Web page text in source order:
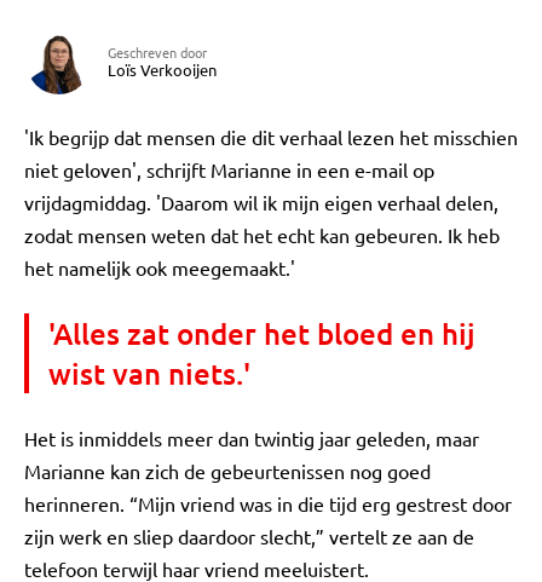
Geschreven door
Loïs Verkooijen
'Ik begrijp dat mensen die dit verhaal lezen het misschien
niet geloven', schrijft Marianne in een e-mail op
vrijdagmiddag. 'Daarom wil ik mijn eigen verhaal delen,
zodat mensen weten dat het echt kan gebeuren. Ik heb
het namelijk ook meegemaakt.'
'Alles zat onder het bloed en hij
wist van niets.'
Het is inmiddels meer dan twintig jaar geleden, maar
Marianne kan zich de gebeurtenissen nog goed
herinneren. “Mijn vriend was in die tijd erg gestrest door
zijn werk en sliep daardoor slecht,” vertelt ze aan de
telefoon terwijl haar vriend meeluistert.